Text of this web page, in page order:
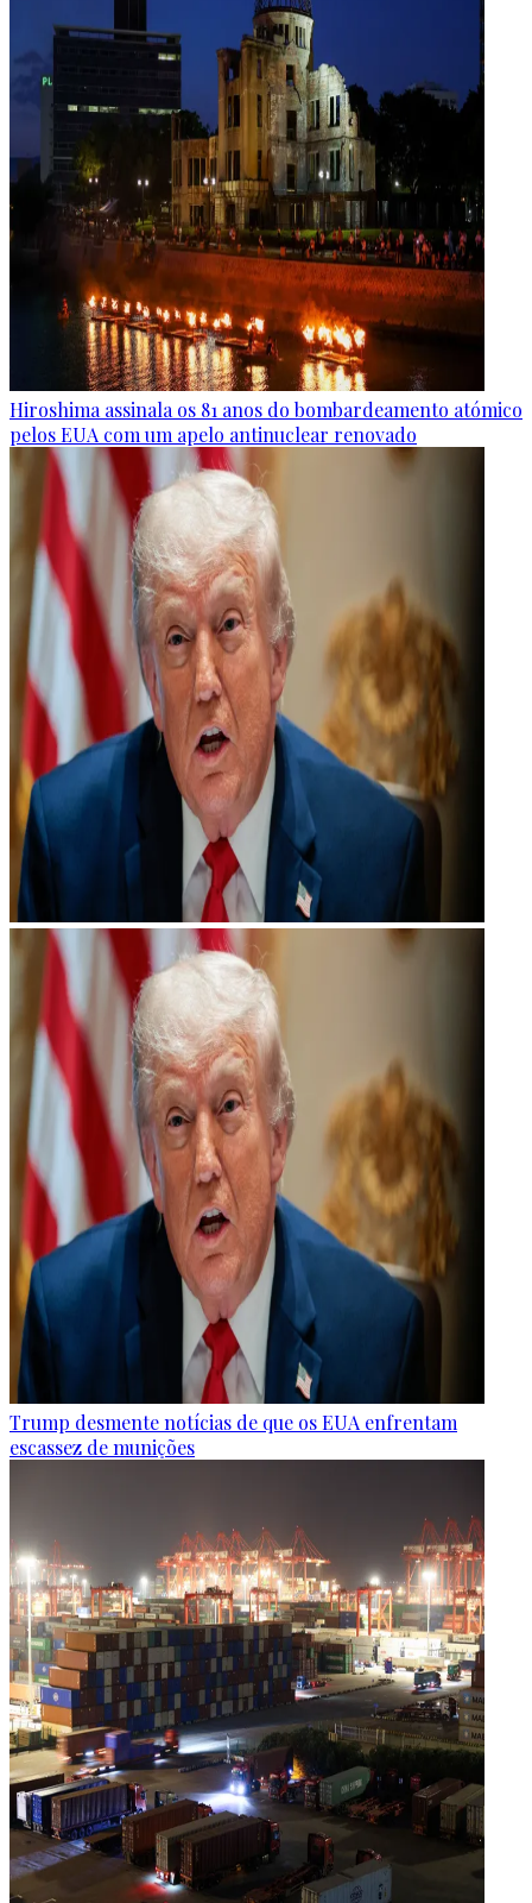
Hiroshima assinala os 81 anos do bombardeamento atómico
pelos EUA com um apelo antinuclear renovado
Trump desmente notícias de que os EUA enfrentam
escassez de munições